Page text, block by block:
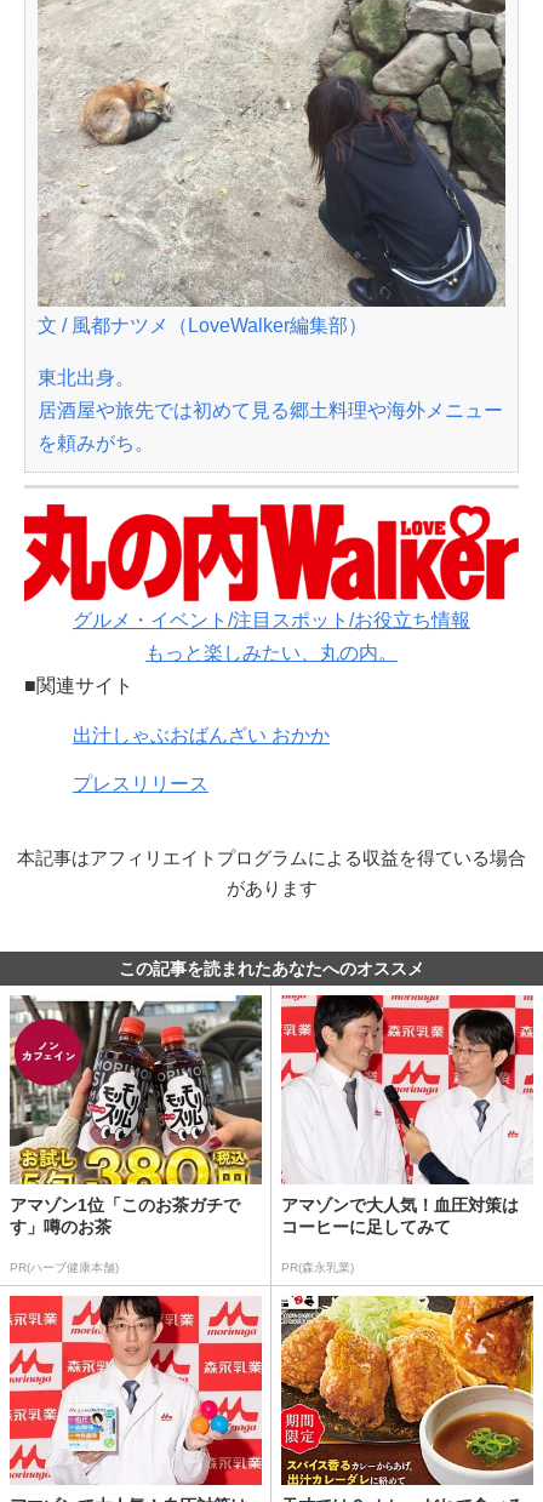
文 / 風都ナツメ（LoveWalker編集部）
東北出身。
居酒屋や旅先では初めて見る郷土料理や海外メニュー
を頼みがち。
グルメ・イベント/注目スポット/お役立ち情報
もっと楽しみたい、丸の内。
■関連サイト
出汁しゃぶおばんざい おかか
プレスリリース
本記事はアフィリエイトプログラムによる収益を得ている場合
があります
この記事を読まれたあなたへのオススメ
アマゾン1位「このお茶ガチで
す」噂のお茶
PR(ハーブ健康本舗)
アマゾンで大人気！血圧対策は
コーヒーに足してみて
PR(森永乳業)